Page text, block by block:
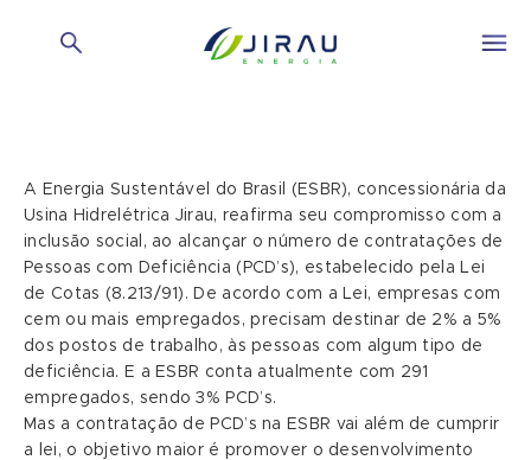
A Energia Sustentável do Brasil (ESBR), concessionária da
Usina Hidrelétrica Jirau, reafirma seu compromisso com a
inclusão social, ao alcançar o número de contratações de
Pessoas com Deficiência (PCD’s), estabelecido pela Lei
de Cotas (8.213/91). De acordo com a Lei, empresas com
cem ou mais empregados, precisam destinar de 2% a 5%
dos postos de trabalho, às pessoas com algum tipo de
deficiência. E a ESBR conta atualmente com 291
empregados, sendo 3% PCD’s.
Mas a contratação de PCD’s na ESBR vai além de cumprir
a lei, o objetivo maior é promover o desenvolvimento